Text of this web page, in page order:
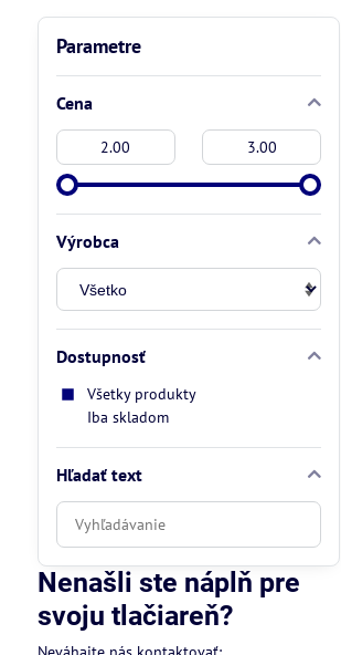
Parametre
Cena
Od:
Do:
Výrobca
Dostupnosť
Všetky produkty
Iba skladom
Hľadať text
Prehľadať
výsledky
filtra
fulltextom
Nenašli ste náplň pre
svoju tlačiareň?